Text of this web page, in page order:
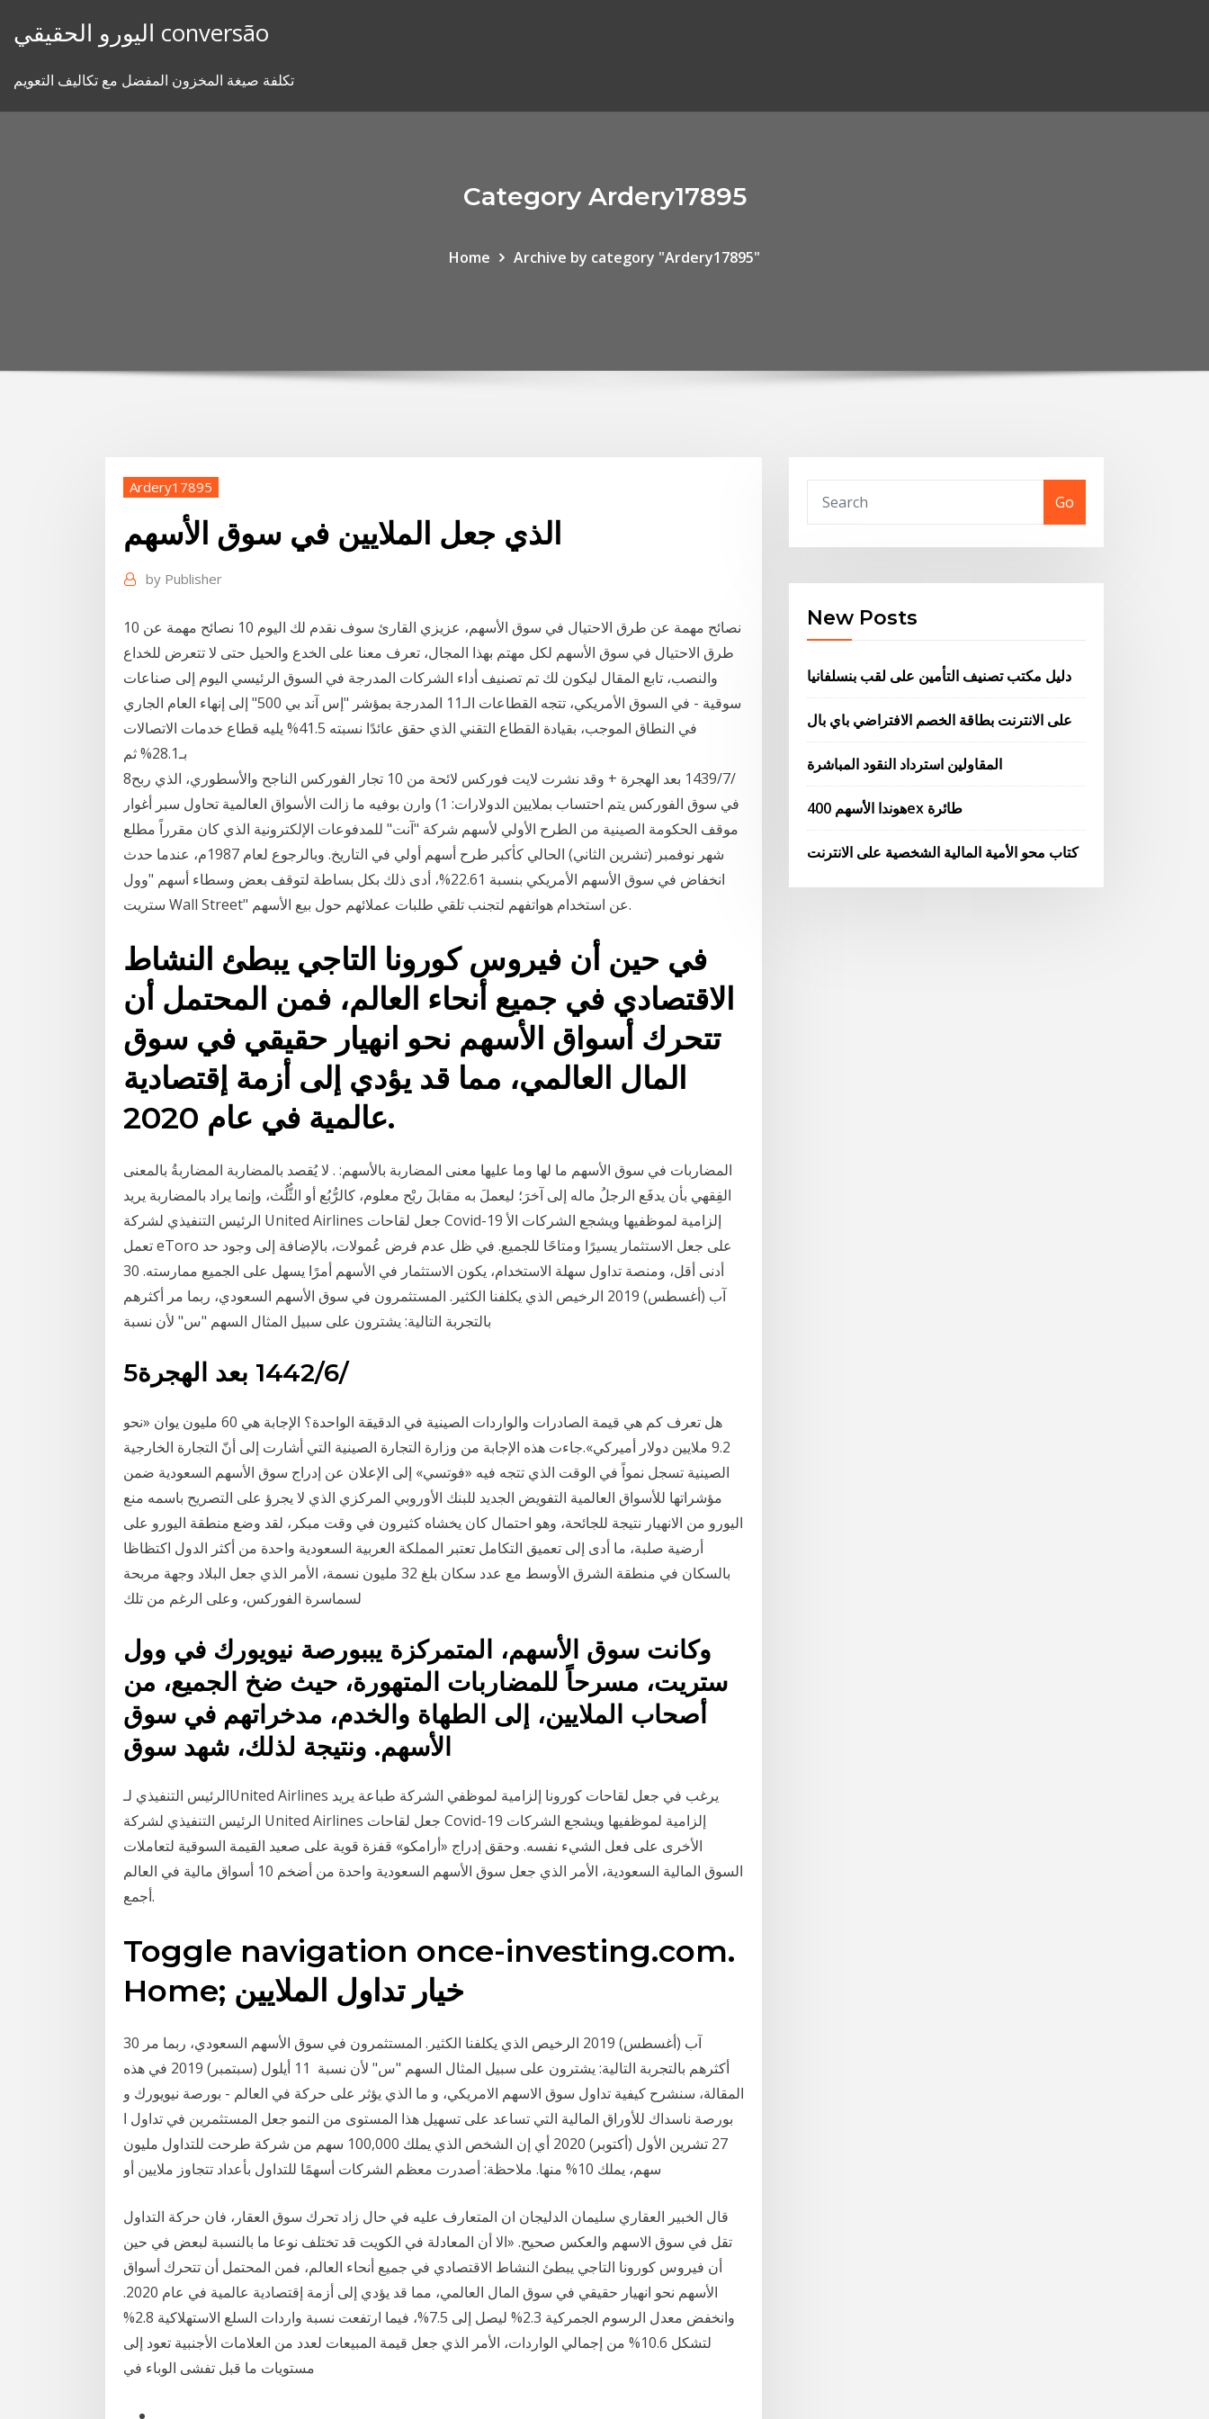
اليورو الحقيقي conversão
تكلفة صيغة المخزون المفضل مع تكاليف التعويم
Category Ardery17895
Home Archive by category "Ardery17895"
Ardery17895
الذي جعل الملايين في سوق الأسهم
by Publisher
10 نصائح مهمة عن طرق الاحتيال في سوق الأسهم، عزيزي القارئ سوف نقدم لك اليوم 10 نصائح مهمة عن
طرق الاحتيال في سوق الأسهم لكل مهتم بهذا المجال، تعرف معنا على الخدع والحيل حتى لا تتعرض للخداع
والنصب، تابع المقال ليكون لك تم تصنيف أداء الشركات المدرجة في السوق الرئيسي اليوم إلى صناعات
سوقية - في السوق الأمريكي، تتجه القطاعات الـ11 المدرجة بمؤشر "إس آند بي 500" إلى إنهاء العام الجاري
في النطاق الموجب، بقيادة القطاع التقني الذي حقق عائدًا نسبته 41.5% يليه قطاع خدمات الاتصالات
بـ28.1% ثم
8‏‏/7‏‏/1439 بعد الهجرة + وقد نشرت لايت فوركس لائحة من 10 تجار الفوركس الناجح والأسطوري، الذي ربح
في سوق الفوركس يتم احتساب بملايين الدولارات: 1) وارن بوفيه ما زالت الأسواق العالمية تحاول سبر أغوار
موقف الحكومة الصينية من الطرح الأولي لأسهم شركة "آنت" للمدفوعات الإلكترونية الذي كان مقرراً مطلع
شهر نوفمبر (تشرين الثاني) الحالي كأكبر طرح أسهم أولي في التاريخ. وبالرجوع لعام 1987م، عندما حدث
انخفاض في سوق الأسهم الأمريكي بنسبة 22.61%، أدى ذلك بكل بساطة لتوقف بعض وسطاء أسهم "وول
ستريت Wall Street" عن استخدام هواتفهم لتجنب تلقي طلبات عملائهم حول بيع الأسهم.
في حين أن فيروس كورونا التاجي يبطئ النشاط
الاقتصادي في جميع أنحاء العالم، فمن المحتمل أن
تتحرك أسواق الأسهم نحو انهيار حقيقي في سوق
المال العالمي، مما قد يؤدي إلى أزمة إقتصادية
عالمية في عام 2020.
المضاربات في سوق الأسهم ما لها وما عليها معنى المضاربة بالأسهم: . لا يُقصد بالمضاربة المضاربةُ بالمعنى
الفِقهي بأن يدفَع الرجلُ ماله إلى آخرَ؛ ليعملَ به مقابلَ ربْح معلوم، كالرُّبُع أو الثُّلُث، وإنما يراد بالمضاربة يريد
الرئيس التنفيذي لشركة United Airlines جعل لقاحات Covid-19 إلزامية لموظفيها ويشجع الشركات الأ
تعمل eToro على جعل الاستثمار يسيرًا ومتاحًا للجميع. في ظل عدم فرض عُمولات، بالإضافة إلى وجود حد
أدنى أقل، ومنصة تداول سهلة الاستخدام، يكون الاستثمار في الأسهم أمرًا يسهل على الجميع ممارسته. 30
آب (أغسطس) 2019 الرخيص الذي يكلفنا الكثير. المستثمرون في سوق الأسهم السعودي، ربما مر أكثرهم
5‏‏/6‏‏/1442 بعد الهجرة
هل تعرف كم هي قيمة الصادرات والواردات الصينية في الدقيقة الواحدة؟ الإجابة هي 60 مليون يوان «نحو
9.2 ملايين دولار أميركي».جاءت هذه الإجابة من وزارة التجارة الصينية التي أشارت إلى أنّ التجارة الخارجية
الصينية تسجل نمواً في الوقت الذي تتجه فيه «فوتسي» إلى الإعلان عن إدراج سوق الأسهم السعودية ضمن
مؤشراتها للأسواق العالمية التفويض الجديد للبنك الأوروبي المركزي الذي لا يجرؤ على التصريح باسمه منع
اليورو من الانهيار نتيجة للجائحة، وهو احتمال كان يخشاه كثيرون في وقت مبكر، لقد وضع منطقة اليورو على
أرضية صلبة، ما أدى إلى تعميق التكامل تعتبر المملكة العربية السعودية واحدة من أكثر الدول اكتظاظا
بالسكان في منطقة الشرق الأوسط مع عدد سكان بلغ 32 مليون نسمة، الأمر الذي جعل البلاد وجهة مربحة
لسماسرة الفوركس، وعلى الرغم من تلك
وكانت سوق الأسهم، المتمركزة يببورصة نيويورك في وول
ستريت، مسرحاً للمضاربات المتهورة، حيث ضخ الجميع، من
أصحاب الملايين، إلى الطهاة والخدم، مدخراتهم في سوق
الأسهم. ونتيجة لذلك، شهد سوق
الرئيس التنفيذي لـUnited Airlines يرغب في جعل لقاحات كورونا إلزامية لموظفي الشركة طباعة يريد
الرئيس التنفيذي لشركة United Airlines جعل لقاحات Covid-19 إلزامية لموظفيها ويشجع الشركات
الأخرى على فعل الشيء نفسه. وحقق إدراج «أرامكو» قفزة قوية على صعيد القيمة السوقية لتعاملات
السوق المالية السعودية، الأمر الذي جعل سوق الأسهم السعودية واحدة من أضخم 10 أسواق مالية في العالم
أجمع.
Toggle navigation once-investing.com.
Home; خيار تداول الملايين
30 آب (أغسطس) 2019 الرخيص الذي يكلفنا الكثير. المستثمرون في سوق الأسهم السعودي، ربما مر
أكثرهم بالتجربة التالية: يشترون على سبيل المثال السهم "س" لأن نسبة 11 أيلول (سبتمبر) 2019 في هذه
المقالة، سنشرح كيفية تداول سوق الاسهم الامريكي، و ما الذي يؤثر على حركة في العالم - بورصة نيويورك و
بورصة ناسداك للأوراق المالية التي تساعد على تسهيل هذا المستوى من النمو جعل المستثمرين في تداول ا
27 تشرين الأول (أكتوبر) 2020 أي إن الشخص الذي يملك 100,000 سهم من شركة طرحت للتداول مليون
قال الخبير العقاري سليمان الدليجان ان المتعارف عليه في حال زاد تحرك سوق العقار، فان حركة التداول
تقل في سوق الاسهم والعكس صحيح. «الا أن المعادلة في الكويت قد تختلف نوعا ما بالنسبة لبعض في حين
أن فيروس كورونا التاجي يبطئ النشاط الاقتصادي في جميع أنحاء العالم، فمن المحتمل أن تتحرك أسواق
الأسهم نحو انهيار حقيقي في سوق المال العالمي، مما قد يؤدي إلى أزمة إقتصادية عالمية في عام 2020.
وانخفض معدل الرسوم الجمركية 2.3% ليصل إلى 7.5%، فيما ارتفعت نسبة واردات السلع الاستهلاكية 2.8%
لتشكل 10.6% من إجمالي الواردات، الأمر الذي جعل قيمة المبيعات لعدد من العلامات الأجنبية تعود إلى
مستويات ما قبل تفشى الوباء في
Go
New Posts
دليل مكتب تصنيف التأمين على لقب بنسلفانيا
على الانترنت بطاقة الخصم الافتراضي باي بال
المقاولين استرداد النقود المباشرة
هوندا الأسهم 400ex طائرة
كتاب محو الأمية المالية الشخصية على الانترنت